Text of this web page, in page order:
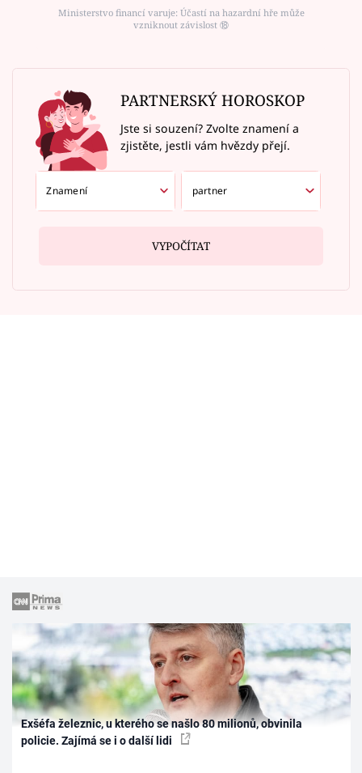
Ministerstvo financí varuje: Účastí na hazardní hře může
vzniknout závislost ⑱
PARTNERSKÝ HOROSKOP
Jste si souzení? Zvolte znamení a
zjistěte, jestli vám hvězdy přejí.
VYPOČÍTAT
Exšéfa železnic, u kterého se našlo 80 milionů, obvinila
policie. Zajímá se i o další lidi